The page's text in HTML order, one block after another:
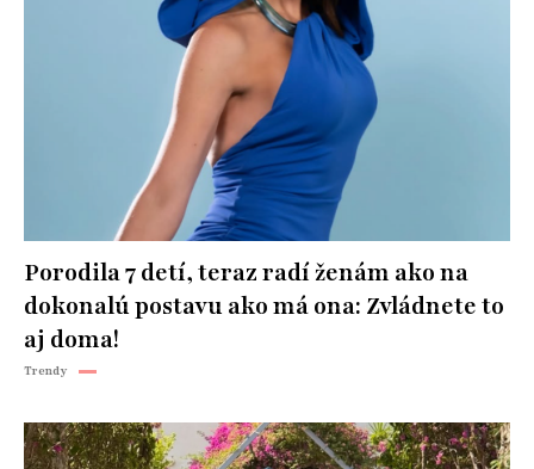
Porodila 7 detí, teraz radí ženám ako na
dokonalú postavu ako má ona: Zvládnete to
aj doma!
Trendy